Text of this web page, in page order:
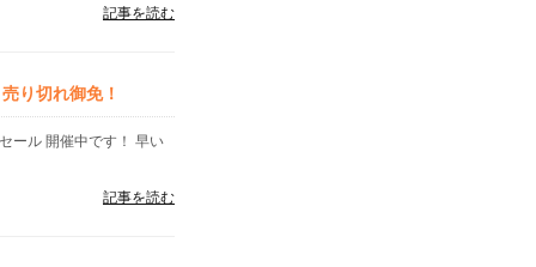
記事を読む
り切れ御免！
ール 開催中です！ 早い
記事を読む